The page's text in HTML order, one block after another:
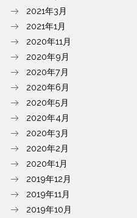
2021年3月
2021年1月
2020年11月
2020年9月
2020年7月
2020年6月
2020年5月
2020年4月
2020年3月
2020年2月
2020年1月
2019年12月
2019年11月
2019年10月